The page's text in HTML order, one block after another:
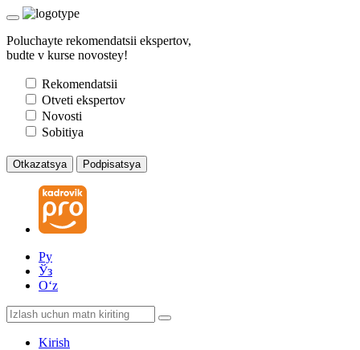
Poluchayte rekomendatsii ekspertov,
budte v kurse novostey!
Rekomendatsii
Otveti ekspertov
Novosti
Sobitiya
Otkazatsya Podpisatsya
Ру
Ўз
Oʻz
Kirish